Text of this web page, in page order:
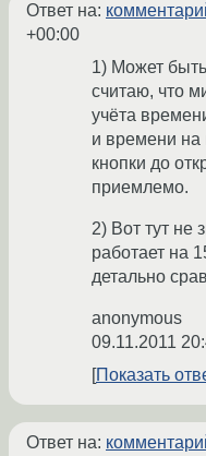
Ответ на:
+00:00
1) Может
считаю, что
учёта
и времени на
кнопки до
приемлемо.
2) Вот тут не
работает на
детально
anonymous
09.11.2011
Показать
Ответ на: